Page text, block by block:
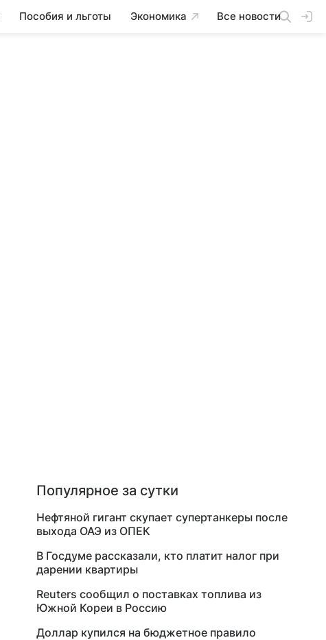
Пособия и льготы Экономика Все новости
Популярное за сутки
Нефтяной гигант скупает супертанкеры после
выхода ОАЭ из ОПЕК
В Госдуме рассказали, кто платит налог при
дарении квартиры
Reuters сообщил о поставках топлива из
Южной Кореи в Россию
Доллар купился на бюджетное правило